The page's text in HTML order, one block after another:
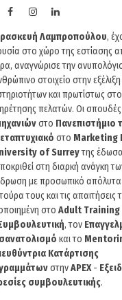
FacebookInstagramLinkedIn
Λαμπροπούλου,
στο χώρο της εστίασης
αναγνώρισε την
στοιχείο στην
και πρωτίστως
πελατών. Οι
στο Πανεπιστήμιο
στο Marketing
of Surreyτης
στη διαρκή ανάγκη
με προσωπικό απόλυτα
τους και τις απαιτήσεις
στο Adult Training
, τον
και το
Κατάρτισης
στηνAPEX-
συμβουλευτικής.